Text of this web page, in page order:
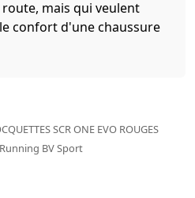
mais qui veulent
confort d'une chaussure
SCR ONE EVO ROUGES
BV Sport